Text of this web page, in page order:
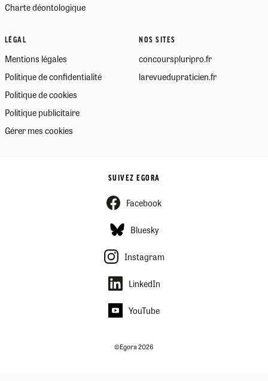
Charte déontologique
LÉGAL
Mentions légales
Politique de confidentialité
Politique de cookies
Politique publicitaire
Gérer mes cookies
NOS SITES
concourspluripro.fr
larevuedupraticien.fr
SUIVEZ EGORA
Facebook
Bluesky
Instagram
LinkedIn
YouTube
©Egora 2026